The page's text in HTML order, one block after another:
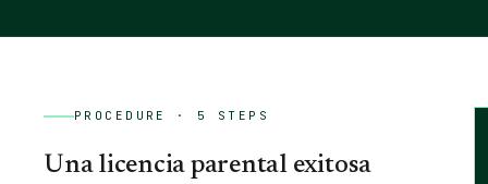
PROCEDURE · 5 STEPS
Una licencia parental exitosa